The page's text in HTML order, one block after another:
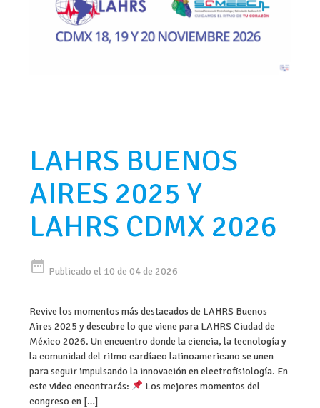
LAHRS BUENOS
AIRES 2025 Y
LAHRS CDMX 2026
date_range Publicado el 10 de 04 de 2026
Revive los momentos más destacados de LAHRS Buenos
Aires 2025 y descubre lo que viene para LAHRS Ciudad de
México 2026. Un encuentro donde la ciencia, la tecnología y
la comunidad del ritmo cardíaco latinoamericano se unen
para seguir impulsando la innovación en electrofisiología. En
este video encontrarás:
Los mejores momentos del
congreso en […]